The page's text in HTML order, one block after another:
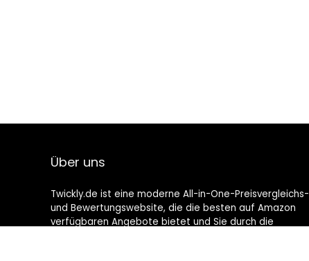
Über uns
Twickly.de ist eine moderne All-in-One-Preisvergleichs-
und Bewertungswebsite, die die besten auf Amazon
verfügbaren Angebote bietet und Sie durch die